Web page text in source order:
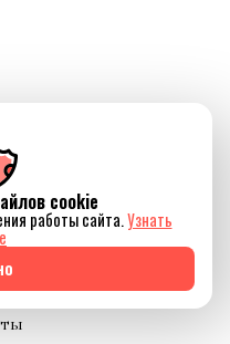
cookie
работы сайта.Узнать